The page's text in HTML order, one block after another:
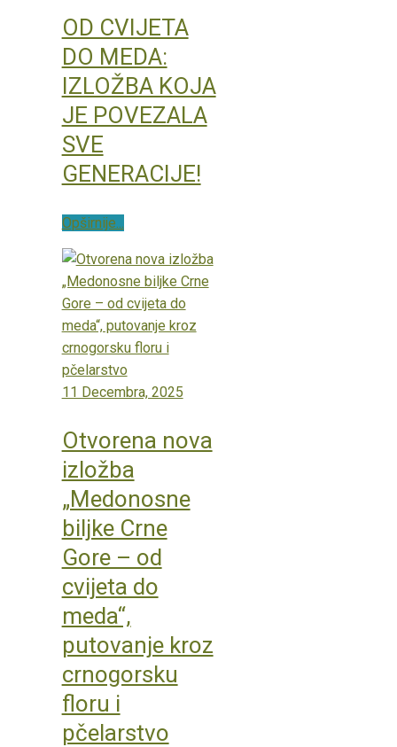
OD CVIJETA
DO MEDA:
IZLOŽBA KOJA
JE POVEZALA
SVE
GENERACIJE!
Opširnije...
11 Decembra, 2025
Otvorena nova
izložba
„Medonosne
biljke Crne
Gore – od
cvijeta do
meda“,
putovanje kroz
crnogorsku
floru i
pčelarstvo